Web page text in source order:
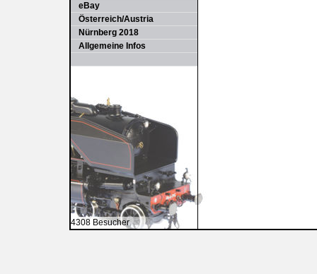
eBay
Österreich/Austria
Nürnberg 2018
Allgemeine Infos
4308 Besucher